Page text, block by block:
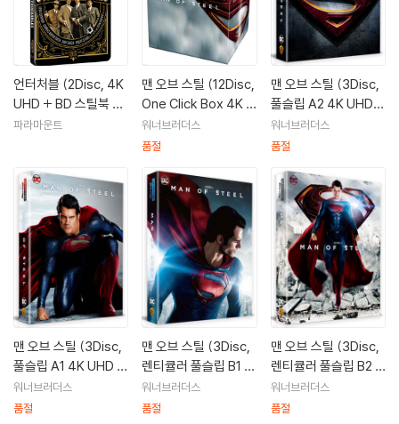
에 그는 브라이언 드 팔마의 <언터쳐블>에 캐스팅되고, 이후 <19번째 남
자>, <꿈의 구장> 등을 통해 주연급 배우로 완전히 자리를 굳히게 된다. 게
다가 그가 감독 제작및 주연까지 맡은 <늑대와 함께 춤을>은 그해 아카데
의 반열에 오르게 된다.
너에겐 내일이 없다(1984)|주연배우
실버라도(1985)|주연배우
언터쳐블 (1987)(1987)|주연배우
노웨이 아웃 (1987)(1987)|주연배우
19번째 남자(1988)|주연배우
꿈의 구장(1989)|주연배우
늑대와 춤을(1990)|주연배우
늑대와 춤을(1990)|주연배우
늑대와 춤을(1990)|감독
늑대와 춤을(1990)|감독
리벤지 (1990)(1990)|주연배우
의적 로빈후드(1991)|주연배우
언터처블 (2Disc, 4K
UHD + BD 스틸북 한
정판) : 블루레이
파라마운트
맨 오브 스틸 (12Disc,
One Click Box 4K U
HD+3D+2D 스틸북
한정판) : 블루레이
워너브러더스
품절
맨 오브 스틸 (3Disc,
풀슬립 A2 4K UHD +
3D + BD 스틸북 한정
판) : 블루레이
워너브러더스
품절
맨 오브 스틸 (3Disc,
풀슬립 A1 4K UHD +
3D + BD 스틸북 한정
판) : 블루레이
워너브러더스
품절
맨 오브 스틸 (3Disc,
렌티큘러 풀슬립 B1 4
K UHD + 3D + BD
스틸북 한정판) : 블루
워너브러더스
품절
맨 오브 스틸 (3Disc,
렌티큘러 풀슬립 B2 4
K UHD + 3D + BD
스틸북 한정판) : 블루
워너브러더스
품절